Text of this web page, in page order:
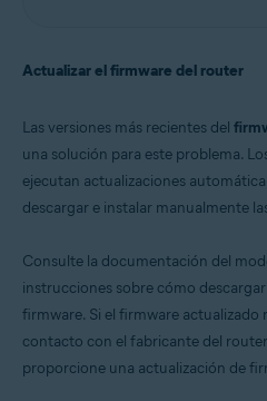
Actualizar el firmware del router
Las versiones más recientes del
una solución para este problema.
ejecutan actualizaciones
descargar e instalar manualmente
Consulte la documentación del
instrucciones sobre cómo
firmware. Si el firmware actualizado
contacto con el fabricante del
proporcione una actualización de